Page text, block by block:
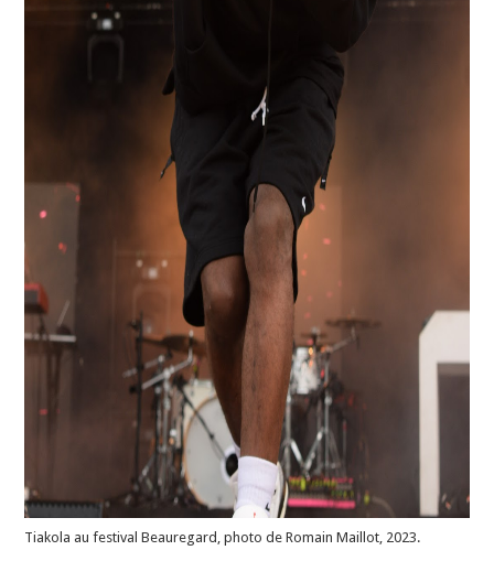
Tiakola au festival Beauregard, photo de Romain Maillot, 2023.